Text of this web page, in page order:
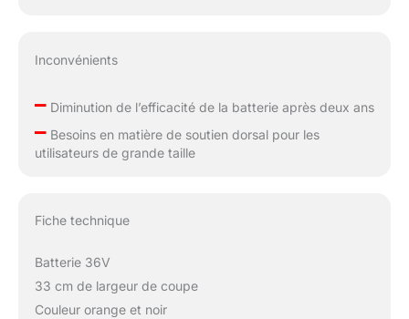
Inconvénients
–Diminution de l’efficacité de la batterie après deux ans
–Besoins en matière de soutien dorsal pour les
utilisateurs de grande taille
Fiche technique
Batterie 36V
33 cm de largeur de coupe
Couleur orange et noir